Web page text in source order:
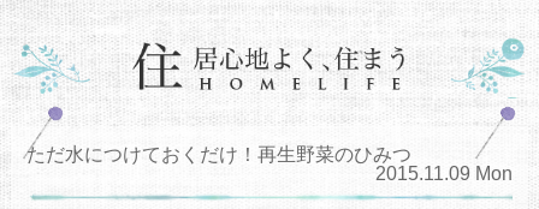
ただ水につけておくだけ！再生野菜のひみつ
2015.11.09 Mon